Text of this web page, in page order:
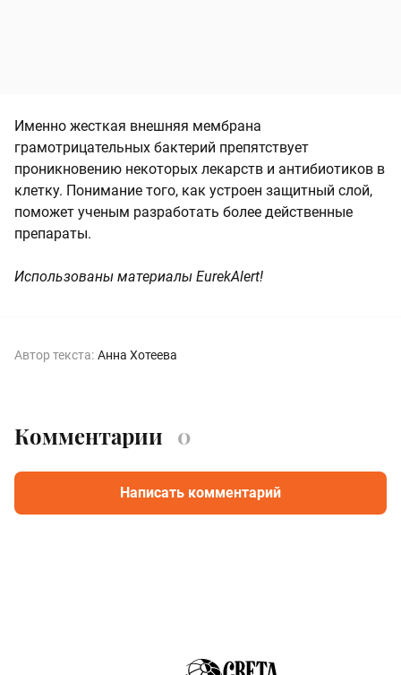
Именно жесткая внешняя мембрана
грамотрицательных бактерий препятствует
проникновению некоторых лекарств и антибиотиков в
клетку. Понимание того, как устроен защитный слой,
поможет ученым разработать более действенные
препараты.
Использованы материалы EurekAlert!
Автор текста: Анна Хотеева
Комментарии 0
Написать комментарий